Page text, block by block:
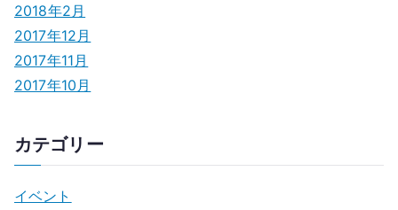
2018年2月
2017年12月
2017年11月
2017年10月
カテゴリー
イベント